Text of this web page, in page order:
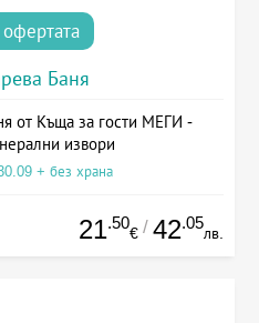
Баня
от Къща за гости МЕГИ -
извори
+ без храна
21.50
€ / 42.05
лв.